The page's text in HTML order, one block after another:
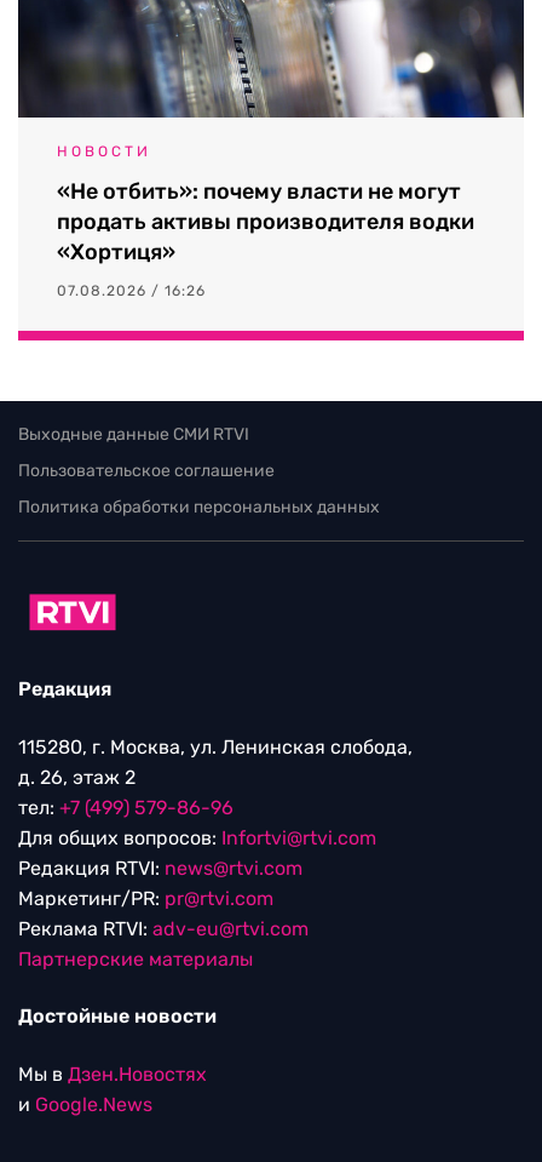
НОВОСТИ
«Не отбить»: почему власти не могут
продать активы производителя водки
«Хортиця»
07.08.2026 / 16:26
Выходные данные СМИ RTVI
Пользовательское соглашение
Политика обработки персональных данных
Редакция
115280, г. Москва, ул. Ленинская слобода,
д. 26, этаж 2
тел: +7 (499) 579-86-96
Для общих вопросов: Infortvi@rtvi.com
Редакция RTVI: news@rtvi.com
Маркетинг/PR: pr@rtvi.com
Реклама RTVI: adv-eu@rtvi.com
Партнерские материалы
Достойные новости
Мы в Дзен.Новостях
и Google.News